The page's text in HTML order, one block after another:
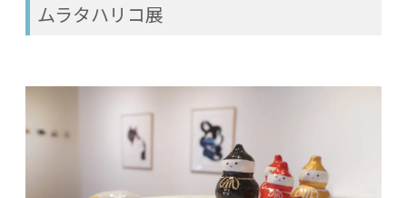
ムラタハリコ展